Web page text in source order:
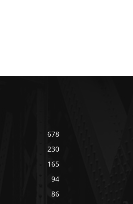
678
230
165
94
86